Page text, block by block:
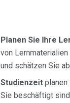
Planen Sie Ihre
von
und schätzen Sie
Studienzeit planen
Sie beschäftigt